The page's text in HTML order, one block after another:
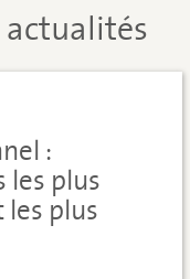
actualités
:
les plus
plus